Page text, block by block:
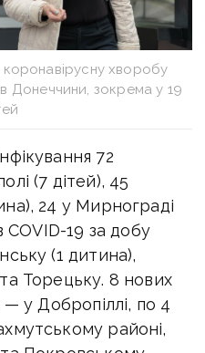
хворобу
Донеччини, зокрема у 19
72
(7 дітей), 45
24 у Мирнограді
COVID-19 за добу
(1 дитина),
Торецьку. 8 нових
у Добропіллі, по 4
районі,